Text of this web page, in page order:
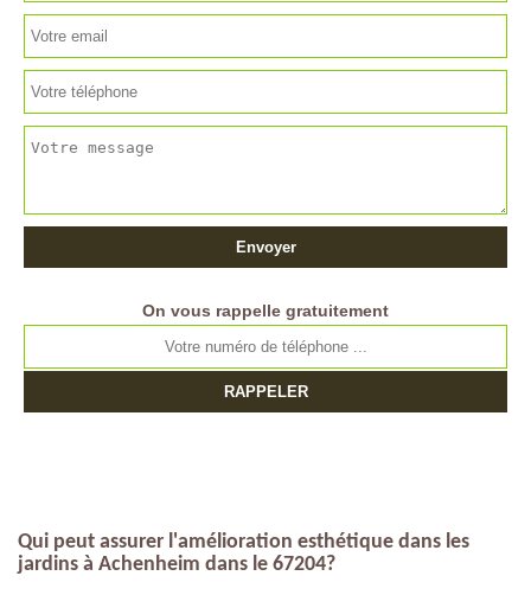
On vous rappelle gratuitement
Qui peut assurer l'amélioration esthétique dans les
jardins à Achenheim dans le 67204?